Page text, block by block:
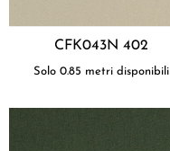
CFK043N 402
Solo 0.85 metri disponibili